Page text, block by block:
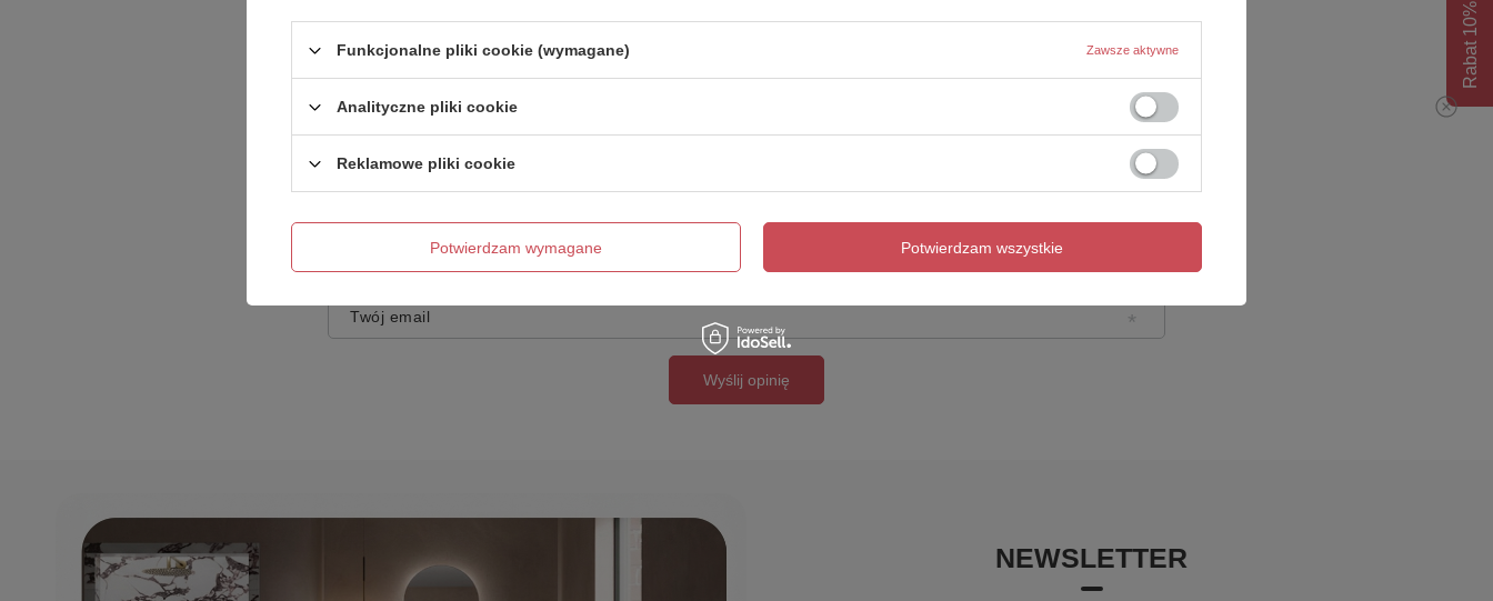
Dodaj własne zdjęcie produktu:
Twój email
Wyślij opinię
NEWSLETTER
Rabat 10%
Funkcjonalne pliki cookie (wymagane) Zawsze aktywne
Analityczne pliki cookie
Reklamowe pliki cookie
Potwierdzam wymagane Potwierdzam wszystkie